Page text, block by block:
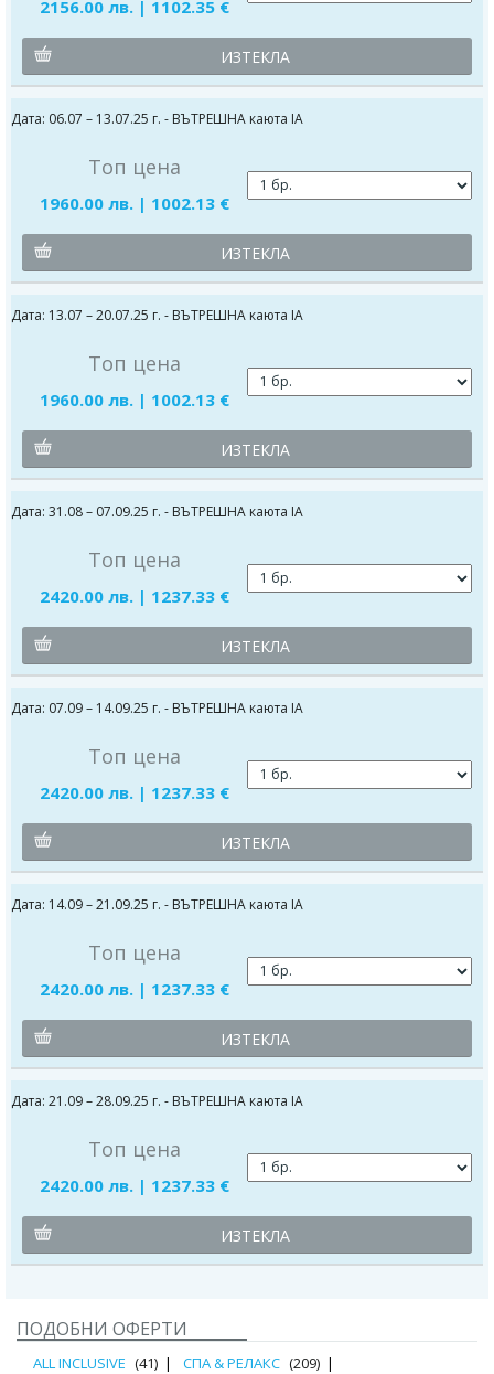
2156.00 лв. | 1102.35 €
ИЗТЕКЛА
Дата: 06.07 – 13.07.25 г. - ВЪТРЕШНА каюта IA
Топ цена
1960.00 лв. | 1002.13 €
ИЗТЕКЛА
Дата: 13.07 – 20.07.25 г. - ВЪТРЕШНА каюта IA
Топ цена
1960.00 лв. | 1002.13 €
ИЗТЕКЛА
Дата: 31.08 – 07.09.25 г. - ВЪТРЕШНА каюта IA
Топ цена
2420.00 лв. | 1237.33 €
ИЗТЕКЛА
Дата: 07.09 – 14.09.25 г. - ВЪТРЕШНА каюта IA
Топ цена
2420.00 лв. | 1237.33 €
ИЗТЕКЛА
Дата: 14.09 – 21.09.25 г. - ВЪТРЕШНА каюта IA
Топ цена
2420.00 лв. | 1237.33 €
ИЗТЕКЛА
Дата: 21.09 – 28.09.25 г. - ВЪТРЕШНА каюта IA
Топ цена
2420.00 лв. | 1237.33 €
ИЗТЕКЛА
ПОДОБНИ ОФЕРТИ
ALL INCLUSIVE (41) СПА & РЕЛАКС (209)